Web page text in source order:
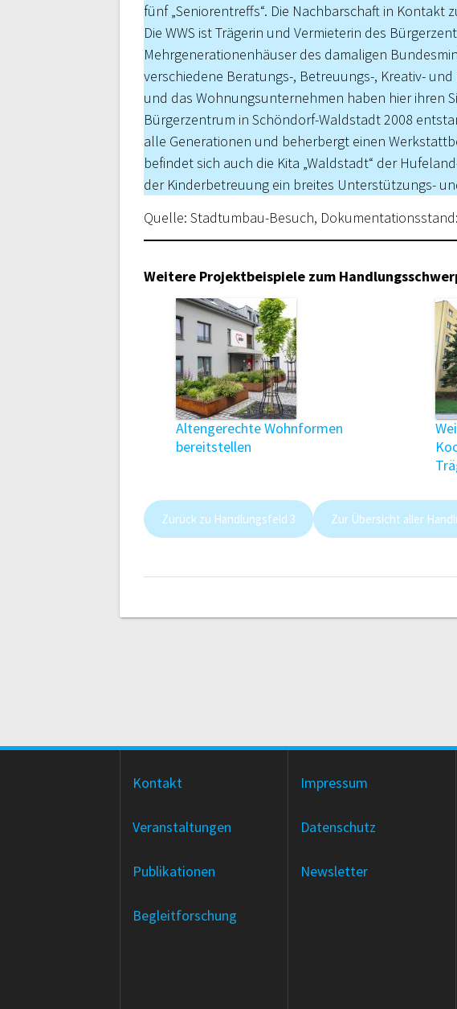
fünf „Senio­rentreffs“. Die Nachbarschaft in Kontakt
Die WWS ist Trägerin und Vermieterin des
Mehrgenerationenhäuser des damaligen
verschiedene Beratungs-, Betreuungs-, Kreativ-
und das Wohnungsunternehmen haben hier ihren
Bürgerzentrum in Schöndorf-Wald­stadt 2008
alle Generationen und beherbergt einen
befin­det sich auch die Kita „Waldstadt“ der
der Kinderbetreuung ein breites Unterstützungs-
Quelle: Stadtumbau-Besuch,
Weitere Projektbeispiele zum
Altengerechte Wohnformen
bereitstellen
Zurück zu Handlungsfeld 3 Zur Übersicht aller
Kontakt
Veranstaltungen
Publikationen
Begleitforschung
Impressum
Datenschutz
Newsletter